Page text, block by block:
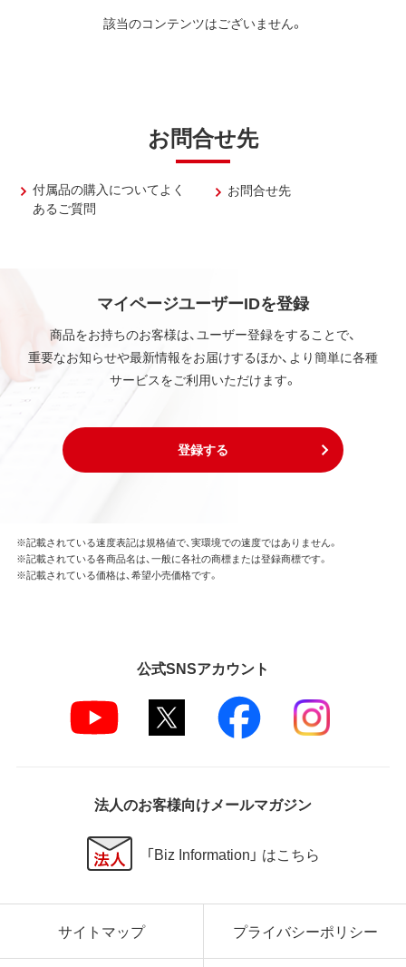
該当のコンテンツはございません。
お問合せ先
付属品の購入についてよく
あるご質問
お問合せ先
マイページユーザーIDを登録
商品をお持ちのお客様は、ユーザー登録をすることで、
重要なお知らせや最新情報をお届けするほか、より簡単に各種
サービスをご利用いただけます。
登録する
※記載されている速度表記は規格値で、実環境での速度ではありません。
※記載されている各商品名は、一般に各社の商標または登録商標です。
※記載されている価格は、希望小売価格です。
公式SNSアカウント
法人のお客様向けメールマガジン
「Biz Information」 はこちら
サイトマップ プライバシーポリシー